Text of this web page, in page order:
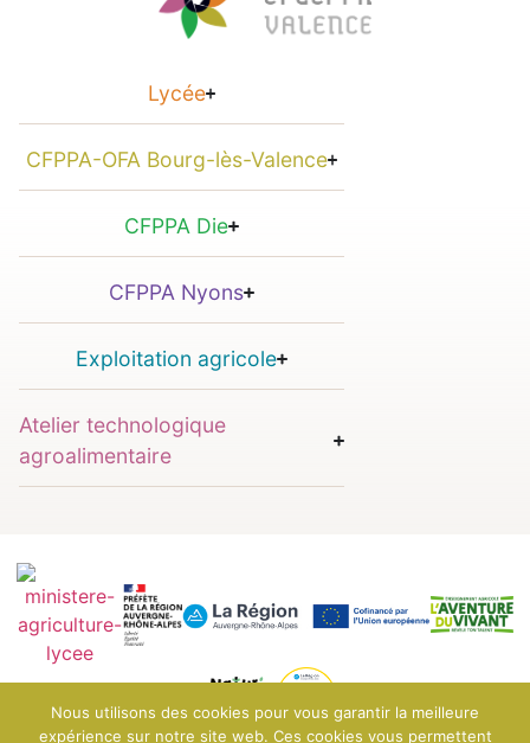
Lycée
CFPPA-OFA Bourg-lès-Valence
CFPPA Die
CFPPA Nyons
Exploitation agricole
Atelier technologique
agroalimentaire
Nous utilisons des cookies pour vous garantir la meilleure
expérience sur notre site web. Ces cookies vous permettent